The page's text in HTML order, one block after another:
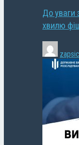
До уваги
хвилю